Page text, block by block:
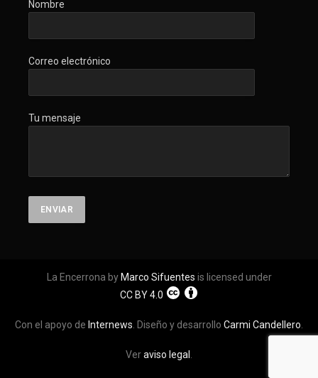
Nombre
Correo electrónico
Tu mensaje
La Encerrona by Marco Sifuentes is licensed under
CC BY 4.0
Con el apoyo de Internews . Diseño y desarrollo Carmi Candellero
Veraviso legal